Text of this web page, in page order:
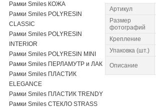
Рамки Smiles КОЖА
Рамки Smiles POLYRESIN
CLASSIC
Рамки Smiles POLYRESIN
INTERIOR
Рамки Smiles POLYRESIN MINI
Рамки Smiles ПЕРЛАМУТР и ЛАК
Рамки Smiles ПЛАСТИК
ELEGANCE
Рамки Smiles ПЛАСТИК TRENDY
Рамки Smiles СТЕКЛО STRASS
Артикул
Размер
фотографий
Крепление
Упаковка (шт.)
Описание